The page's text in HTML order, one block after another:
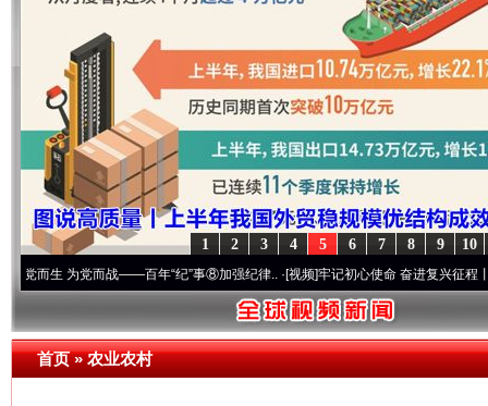
10
9
8
7
6
5
4
3
2
1
为党而战——百年“纪”事⑧加强纪律..·[视频]牢记初心使命 奋进复兴征程丨“转折之城
首页»农业农村